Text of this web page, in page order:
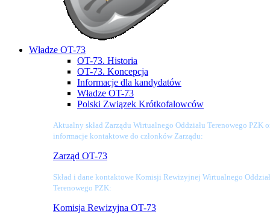
Władze OT-73
OT-73. Historia
OT-73. Koncepcja
Informacje dla kandydatów
Władze OT-73
Polski Związek Krótkofalowców
Aktualny skład Zarządu Wirtualnego Oddziału Terenowego PZK
informacje kontaktowe do członków Zarządu:
Zarząd OT-73
Skład i dane kontaktowe Komisji Rewizyjnej Wirtualnego
Terenowego PZK:
Komisja Rewizyjna OT-73